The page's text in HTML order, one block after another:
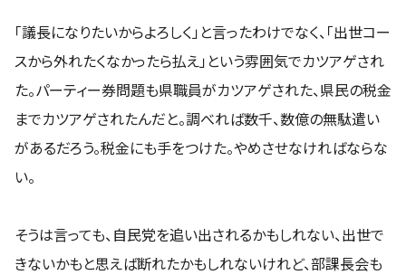
「議長になりたいからよろしく」と言ったわけでなく、「出世コー
スから外れたくなかったら払え」という雰囲気でカツアゲされ
た。パーティー券問題も県職員がカツアゲされた、県民の税金
までカツアゲされたんだと。調べれば数千、数億の無駄遣い
があるだろう。税金にも手をつけた。やめさせなければならな
い。
そうは言っても、自民党を追い出されるかもしれない、出世で
きないかもと思えば断れたかもしれないけれど、部課長会も